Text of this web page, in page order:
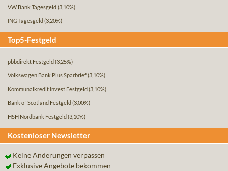
VW Bank Tagesgeld (3,10%)
ING Tagesgeld (3,20%)
Top5-Festgeld
pbbdirekt Festgeld (3,25%)
Volkswagen Bank Plus Sparbrief(3,10%)
Kommunalkredit Invest Festgeld (3,10%)
Bank of Scotland Festgeld (3,00%)
HSH Nordbank Festgeld (3,10%)
Kostenloser Newsletter
Keine Änderungen verpassen
Exklusive Angebote bekommen